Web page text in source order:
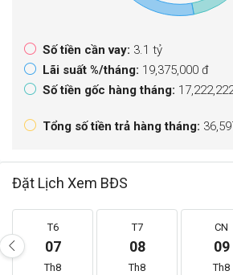
Số tiền cần vay: 3.1 tỷ
Lãi suất %/tháng: 19,375,000 đ
Số tiền gốc hàng tháng:
Tổng số tiền trả hàng tháng:
Đặt Lịch Xem BĐS
T6
07
Th8
T7
08
Th8
CN
09
Th8